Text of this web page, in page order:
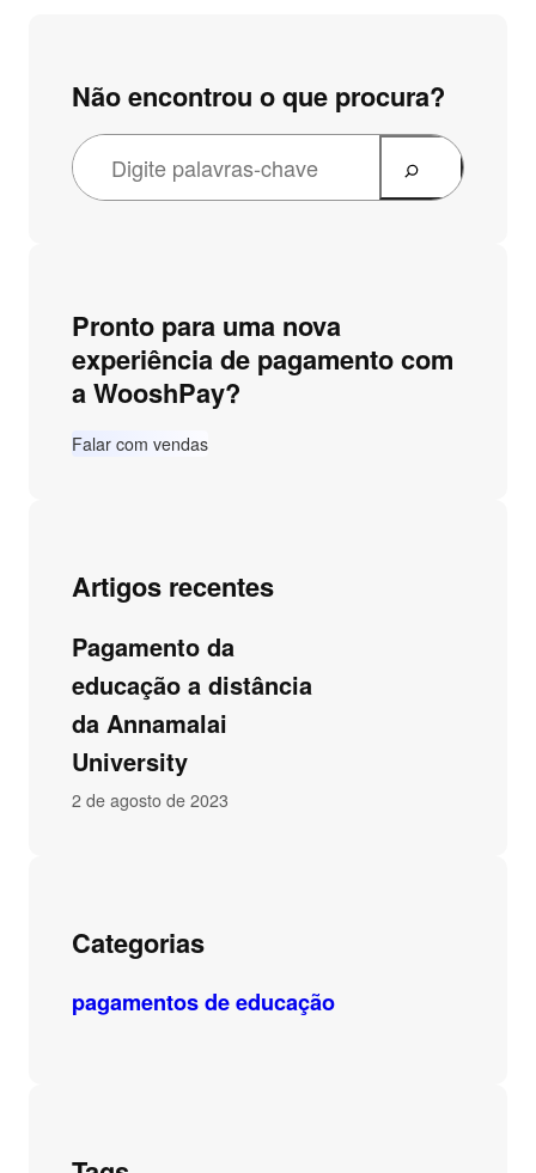
Não encontrou o que procura?
Pronto para uma nova
experiência de pagamento com
a WooshPay?
Falar com vendas
Artigos recentes
Pagamento da
educação a distância
da Annamalai
University
2 de agosto de 2023
Categorias
pagamentos de educação